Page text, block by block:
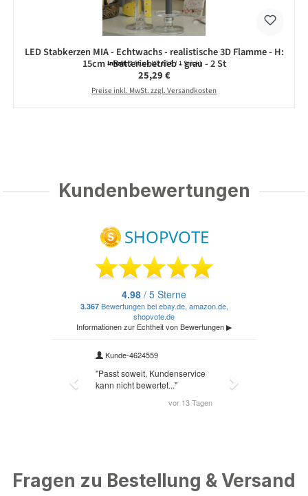
LED Stabkerzen MIA - Echtwachs - realistische 3D Flamme - H:
15cm - Batteriebetrieb - grau - 2 St
Inhalt:2 Stück(12,65 € / 1 Stück)
Regulärer Preis:
25,29 €
Preise inkl. MwSt. zzgl. Versandkosten
Kundenbewertungen
Fragen zu Bestellung & Versand